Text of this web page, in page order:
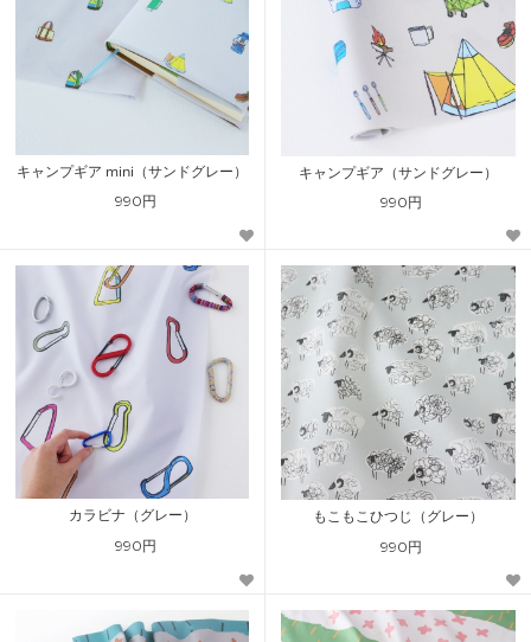
キャンプギア mini（サンドグレー）
990円
キャンプギア（サンドグレー）
990円
カラビナ（グレー）
990円
もこもこひつじ（グレー）
990円